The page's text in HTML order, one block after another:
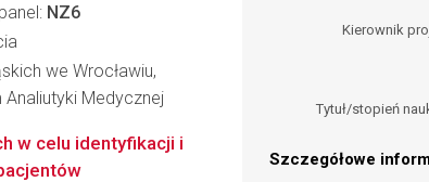
Kierownik
Tytuł/stopień
Szczegółowe
NZ6
we Wrocławiu,
Analiutyki Medycznej
w celu identyfikacji i